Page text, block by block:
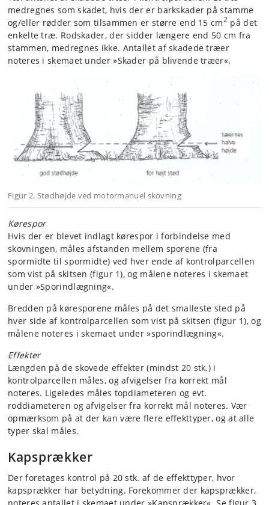
medregnes som skadet, hvis der er barkskader på stamme
og/eller rødder som tilsammen er større end 15 cm2 på det
enkelte træ. Rodskader, der sidder længere end 50 cm fra
stammen, medregnes ikke. Antallet af skadede træer
noteres i skemaet under »Skader på blivende træer«.
Figur 2. Stødhøjde ved motormanuel skovning
Kørespor
Hvis der er blevet indlagt kørespor i forbindelse med
skovningen, måles afstanden mellem sporene (fra
spormidte til spormidte) ved hver ende af kontrolparcellen
som vist på skitsen (figur 1), og målene noteres i skemaet
under »Sporindlægning«.
Bredden på køresporene måles på det smalleste sted på
hver side af kontrolparcellen som vist på skitsen (figur 1), og
målene noteres i skemaet under »sporindlægning«.
Effekter
Længden på de skovede effekter (mindst 20 stk.) i
kontrolparcellen måles, og afvigelser fra korrekt mål
noteres. Ligeledes måles topdiameteren og evt.
roddiameteren og afvigelser fra korrekt mål noteres. Vær
opmærksom på at der kan være flere effekttyper, og at alle
typer skal måles.
Kapsprækker
Der foretages kontrol på 20 stk. af de effekttyper, hvor
kapsprækker har betydning. Forekommer der kapsprækker,